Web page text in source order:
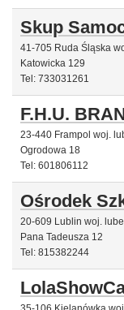
Skup
41-705 Ruda Śląska
Katowicka 129
Tel: 733031261
F.H.U.
23-440 Frampol woj.
Ogrodowa 18
Tel: 601806112
Ośrodek
20-609 Lublin woj.
Pana Tadeusza 12
Tel: 815382244